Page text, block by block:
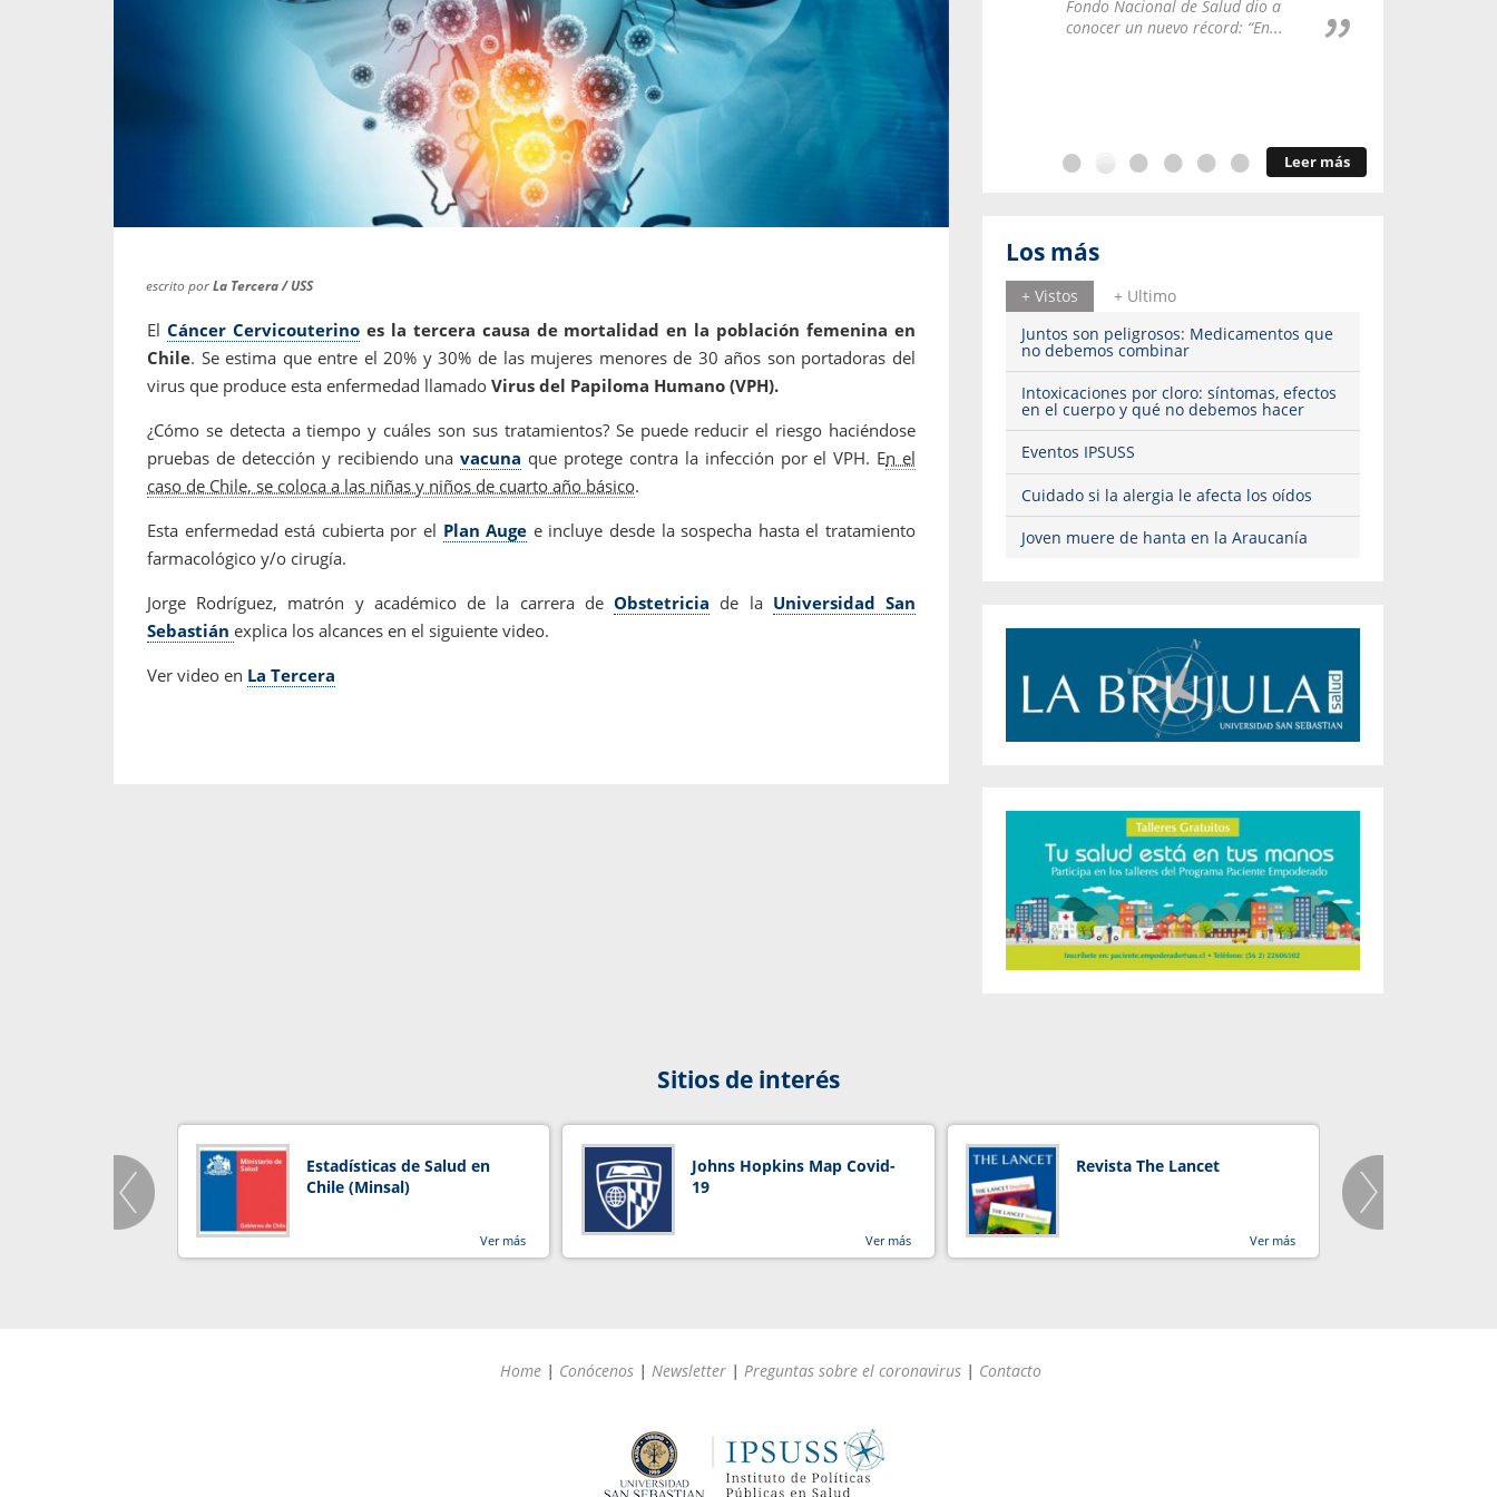
escrito porLa Tercera / USS
El Cáncer Cervicouterino es la tercera causa de mortalidad en la población femenina en
Chile. Se estima que entre el 20% y 30% de las mujeres menores de 30 años son portadoras del
virus que produce esta enfermedad llamado Virus del Papiloma Humano (VPH).
¿Cómo se detecta a tiempo y cuáles son sus tratamientos? Se puede reducir el riesgo haciéndose
pruebas de detección y recibiendo unavacuna que protege contra la infección por el VPH. En el
caso de Chile, se coloca a las niñas y niños de cuarto año básico.
Esta enfermedad está cubierta por el Plan Auge e incluye desde la sospecha hasta el tratamiento
farmacológico y/o cirugía.
Jorge Rodríguez, matrón y académico de la carrera deObstetricia de la Universidad San
Sebastián explica los alcances en el siguiente video.
Ver video en La Tercera
propaga a un gran número de...
enfermedades periodontales. Sin
embargo, estas son las...
Fondo Nacional de Salud dio a
conocer un nuevo récord: “En...
Leer más
Los más
+ Vistos
+ Ultimo
Juntos son peligrosos: Medicamentos que
no debemos combinar
Intoxicaciones por cloro: síntomas, efectos
en el cuerpo y qué no debemos hacer
Eventos IPSUSS
Cuidado si la alergia le afecta los oídos
Joven muere de hanta en la Araucanía
Sitios de interés
Estadísticas de Salud en
Chile (Minsal)
Ver más
Johns Hopkins Map Covid-
19
Ver más
Revista The Lancet
Ver más
Home | Conócenos | Newsletter | Preguntas sobre el coronavirus | Contacto